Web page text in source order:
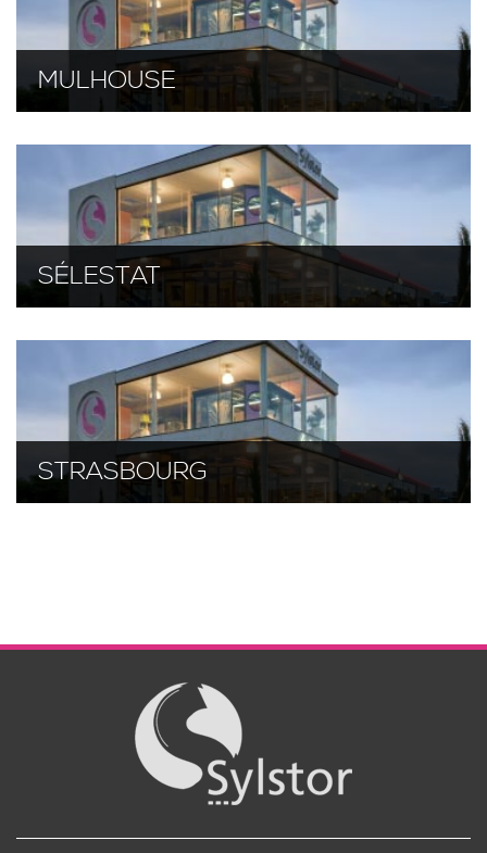
MULHOUSE
SÉLESTAT
STRASBOURG